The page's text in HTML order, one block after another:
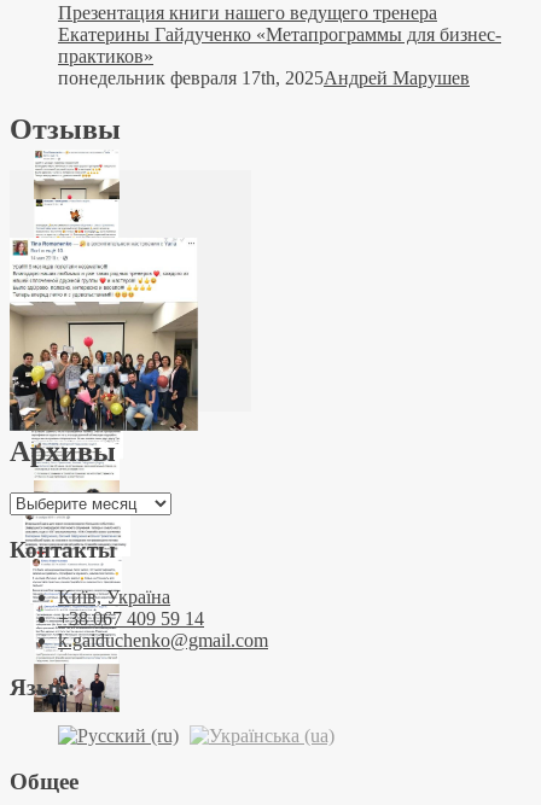
Презентация книги нашего ведущего тренера
Екатерины Гайдученко «Метапрограммы для бизнес-
практиков»
понедельник февраля 17th, 2025Андрей Марушев
Отзывы
Архивы
Архивы
Контакты
Київ, Україна
+38 067 409 59 14
k.gaiduchenko@gmail.com
Язык:
Общее